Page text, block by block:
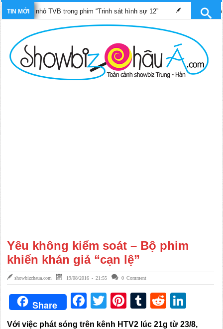
TIN MỚI
TVB trong phim “Trinh sát hình sự 12” Những bộ phim TVB
Yêu không kiểm soát – Bộ phim
khiến khán giả “cạn lệ”
showbizchaua.com 19/08/2016 - 21:55 0 Comment
Share Facebook
TwitterPinterest
TumblrReddit
Với việc phát sóng trên kênh HTV2 lúc 21g từ 23/8,